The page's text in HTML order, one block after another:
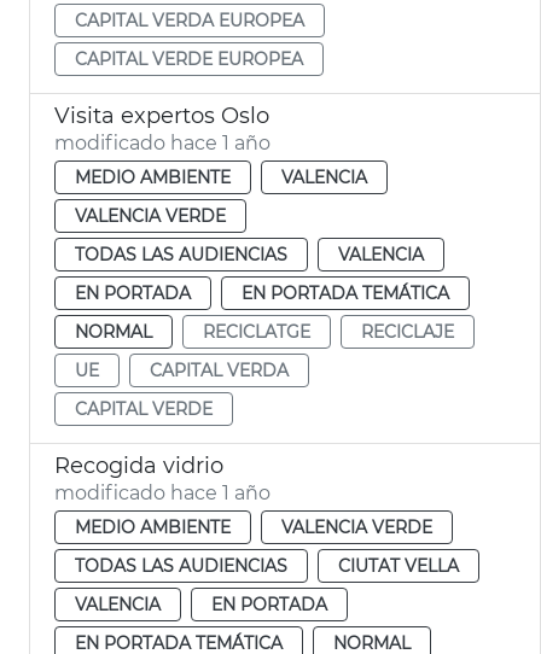
CAPITAL VERDA EUROPEA
CAPITAL VERDE EUROPEA
Visita expertos Oslo
modificado hace 1 año
MEDIO AMBIENTE
VALENCIA
VALENCIA VERDE
TODAS LAS AUDIENCIAS
VALENCIA
EN PORTADA
EN PORTADA TEMÁTICA
NORMAL
RECICLATGE
RECICLAJE
UE
CAPITAL VERDA
CAPITAL VERDE
Recogida vidrio
modificado hace 1 año
MEDIO AMBIENTE
VALENCIA VERDE
TODAS LAS AUDIENCIAS
CIUTAT VELLA
VALENCIA
EN PORTADA
EN PORTADA TEMÁTICA
NORMAL